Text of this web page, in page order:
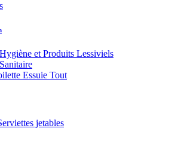
et Produits Lessiviels
Essuie Tout
jetables